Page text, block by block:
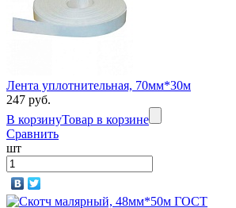
Лента уплотнительная, 70мм*30м
247 руб.
В корзинуТовар в корзине
Сравнить
шт